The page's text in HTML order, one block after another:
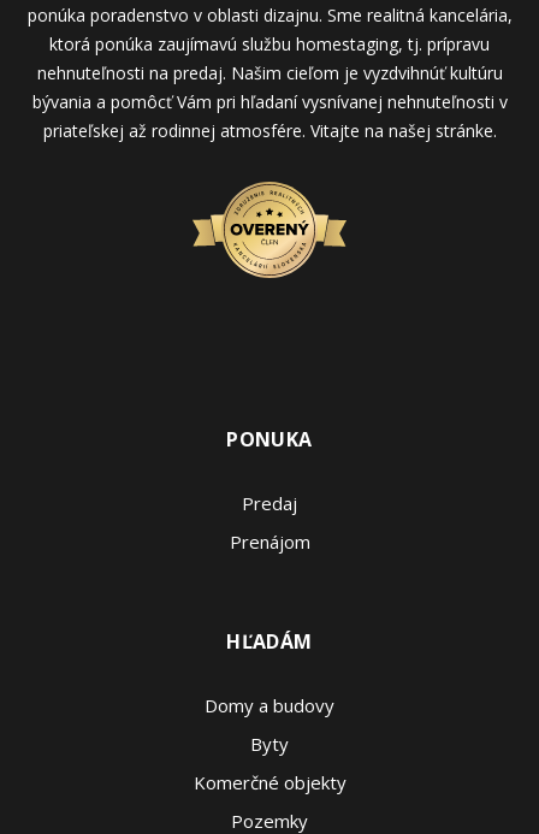
ponúka poradenstvo v oblasti dizajnu. Sme realitná kancelária,
ktorá ponúka zaujímavú službu homestaging, tj. prípravu
nehnuteľnosti na predaj. Našim cieľom je vyzdvihnúť kultúru
bývania a pomôcť Vám pri hľadaní vysnívanej nehnuteľnosti v
priateľskej až rodinnej atmosfére. Vitajte na našej stránke.
PONUKA
Predaj
Prenájom
HĽADÁM
Domy a budovy
Byty
Komerčné objekty
Pozemky